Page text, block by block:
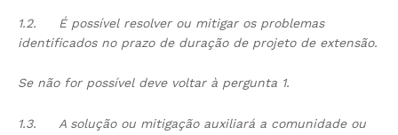
1.2.
É possível resolver ou mitigar os problemas
identificados no prazo de duração de projeto de extensão.
Se não for possível deve voltar à pergunta 1.
1.3. A solução ou mitigação auxiliará a comunidade ou